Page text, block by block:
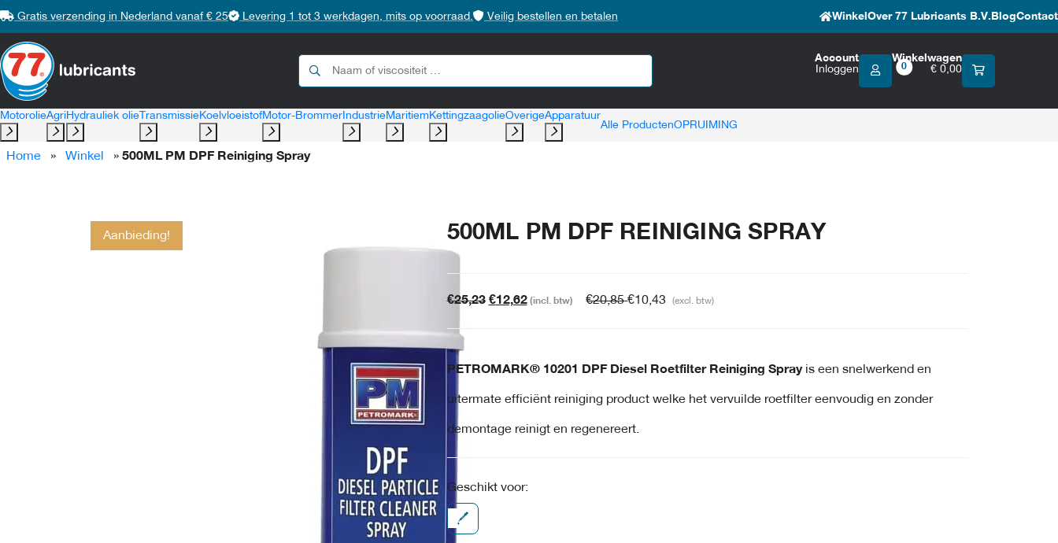
Gratis verzending in Nederland vanaf € 25 Levering 1 tot 3 werkdagen, mits op voorraad. Veilig bestellen en betalen Winkel Over 77 Lubricants B.V. BlogContact
Account
Inloggen
Winkelwagen
€ 0,00
0
MotorolieAgriHydrauliek olie TransmissieKoelvloeistofMotor-Brommer IndustrieMaritiem KettingzaagolieOverigeApparatuur
Alle ProductenOPRUIMING
Home » Winkel » 500ML PM DPF Reiniging Spray
Aanbieding! 500ML PM DPF REINIGING SPRAY
€25,23 Oorspronkelijke
prijs
€12,62Huidige
prijs
(incl. btw) €20,85 €10,43 (excl. btw)
PETROMARK® 10201 DPF Diesel Roetfilter Reiniging Sprayis een snelwerkend en
uitermate efficiënt reiniging product welke het vervuilde roetfilter eenvoudig en zonder
demontage reinigt en regenereert.
Geschikt voor: